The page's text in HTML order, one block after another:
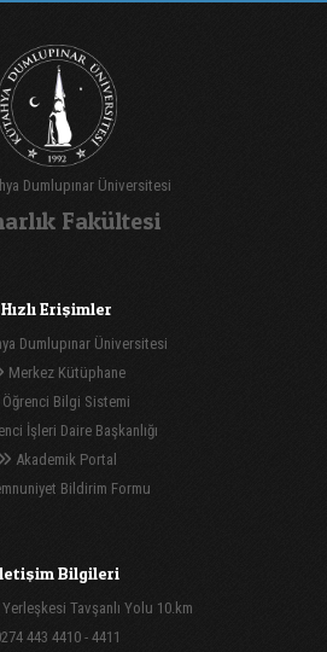
Dumlupınar Üniversitesi
Fakültesi
Hızlı Erişimler
Dumlupınar Üniversitesi
Merkez Kütüphane
Öğrenci Bilgi Sistemi
İşleri Daire Başkanlığı
Akademik Portal
Bildirim Formu
Bilgileri
Tavşanlı Yolu 10.km
443 4410 - 4411